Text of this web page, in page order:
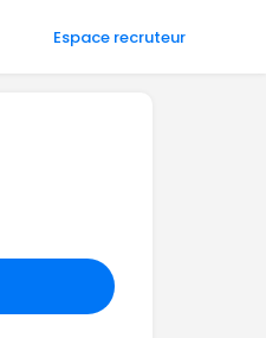
Espace recruteur